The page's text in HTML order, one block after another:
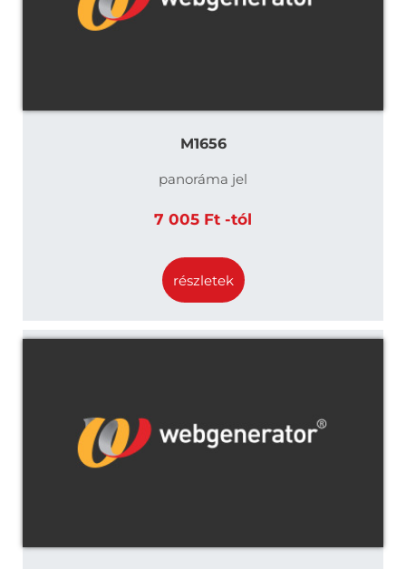
M1656
panoráma jel
7 005 Ft -tól
részletek